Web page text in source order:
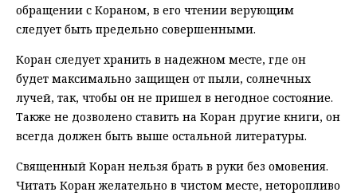
обращении с Кораном, в его чтении верующим
следует быть предельно совершенными.
Коран следует хранить в надежном месте, где он
будет максимально защищен от пыли, солнечных
лучей, так, чтобы он не пришел в негодное состояние.
Также не дозволено ставить на Коран другие книги, он
всегда должен быть выше остальной литературы.
Священный Коран нельзя брать в руки без омовения.
Читать Коран желательно в чистом месте, неторопливо